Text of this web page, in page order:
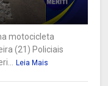
motocicleta
(21) Policiais
Leia Mais